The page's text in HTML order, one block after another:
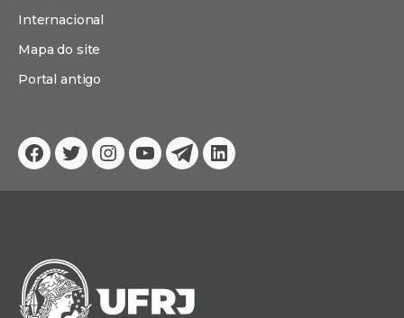
Facebook
TwitterInstagram
YouTube
TelegramLinkedin
Internacional
Mapa do site
Portal antigo